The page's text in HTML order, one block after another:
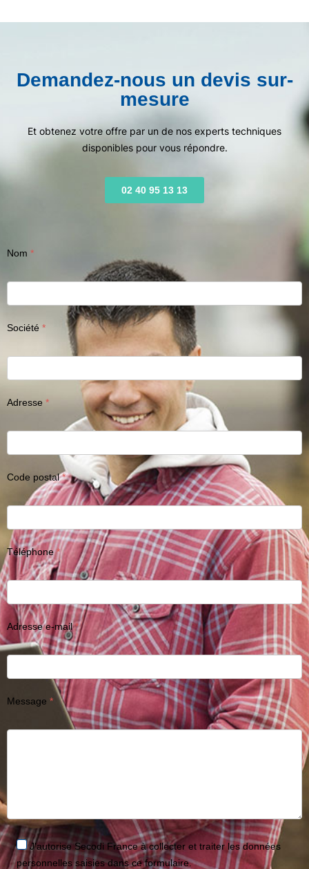
Demandez-nous un devis sur-
mesure
Et obtenez votre offre par un de nos experts techniques
disponibles pour vous répondre.
02 40 95 13 13
Nom
Société
Adresse
Code postal
Téléphone
Adresse e-mail
Message
J'autorise Secodi France à collecter et traiter les données
personnelles saisies dans ce formulaire.